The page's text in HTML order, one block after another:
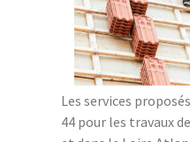
Les services
44 pour les travaux